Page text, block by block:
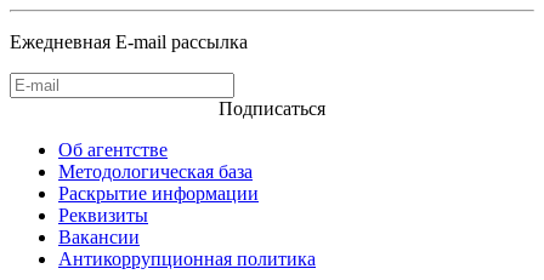
Ежедневная E-mail рассылка
Подписаться
Об агентстве
Методологическая база
Раскрытие информации
Реквизиты
Вакансии
Антикоррупционная политика